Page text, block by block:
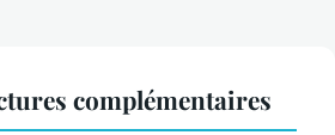
complémentaires